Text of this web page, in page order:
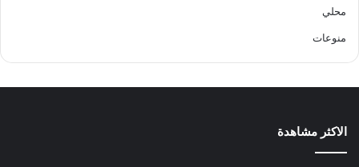
محلي
منوعات
الاكثر مشاهدة